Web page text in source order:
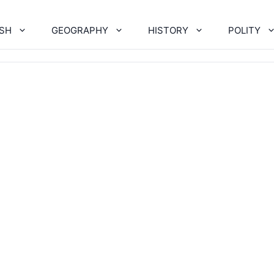
GEOGRAPHY HISTORY POLITY